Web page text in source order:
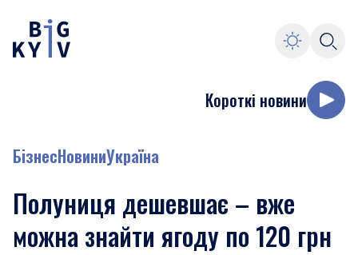
Короткі новини
БізнесНовиниУкраїна
Полуниця дешевшає – вже
можна знайти ягоду по 120 грн